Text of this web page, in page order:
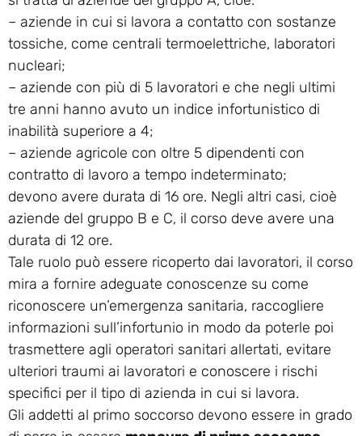
– aziende in cui si lavora a contatto con sostanze
tossiche, come centrali termoelettriche, laboratori
nucleari;
– aziende con più di 5 lavoratori e che negli ultimi
tre anni hanno avuto un indice infortunistico di
inabilità superiore a 4;
– aziende agricole con oltre 5 dipendenti con
contratto di lavoro a tempo indeterminato;
devono avere durata di 16 ore. Negli altri casi, cioè
aziende del gruppo B e C, il corso deve avere una
durata di 12 ore.
Tale ruolo può essere ricoperto dai lavoratori, il corso
mira a fornire adeguate conoscenze su come
riconoscere un’emergenza sanitaria, raccogliere
informazioni sull’infortunio in modo da poterle poi
trasmettere agli operatori sanitari allertati, evitare
ulteriori traumi ai lavoratori e conoscere i rischi
specifici per il tipo di azienda in cui si lavora.
Gli addetti al primo soccorso devono essere in grado